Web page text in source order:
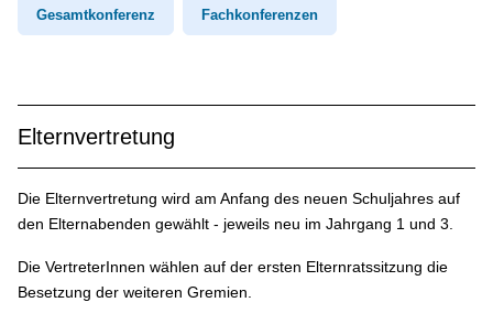
Gesamtkonferenz Fachkonferenzen
Elternvertretung
Die Elternvertretung wird am Anfang des neuen Schuljahres auf
den Elternabenden gewählt - jeweils neu im Jahrgang 1 und 3.
Die VertreterInnen wählen auf der ersten Elternratssitzung die
Besetzung der weiteren Gremien.